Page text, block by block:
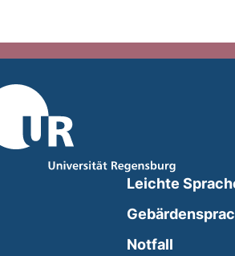
Leichte
Notfall